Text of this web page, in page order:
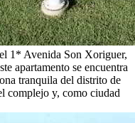
1* Avenida Son Xoriguer,
apartamento se encuentra
tranquila del distrito de
complejo y, como ciudad